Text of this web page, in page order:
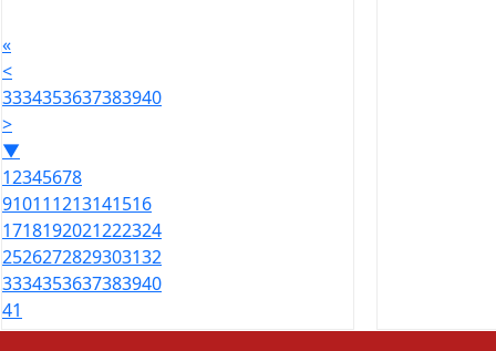
«
<
3334353637383940
>
▼
12345678
910111213141516
1718192021222324
2526272829303132
3334353637383940
41